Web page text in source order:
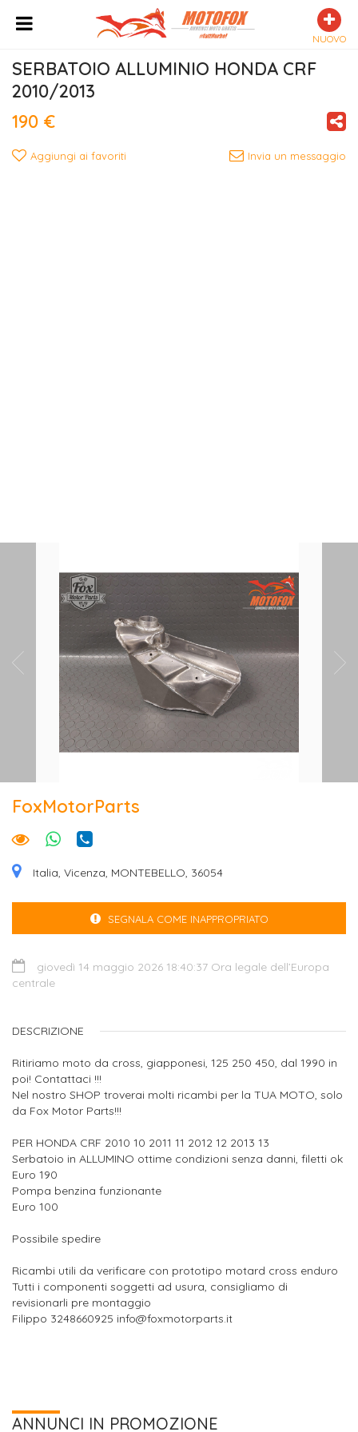
NUOVO
SERBATOIO ALLUMINIO HONDA CRF
2010/2013
190 €
Aggiungi ai favoriti Invia un messaggio
FoxMotorParts
Italia, Vicenza, MONTEBELLO, 36054
SEGNALA COME INAPPROPRIATO
giovedì 14 maggio 2026 18:40:37 Ora legale dell’Europa
centrale
DESCRIZIONE
Ritiriamo moto da cross, giapponesi, 125 250 450, dal 1990 in
poi! Contattaci !!!
Nel nostro SHOP troverai molti ricambi per la TUA MOTO, solo
da Fox Motor Parts!!!
PER HONDA CRF 2010 10 2011 11 2012 12 2013 13
Serbatoio in ALLUMINO ottime condizioni senza danni, filetti ok
Euro 190
Pompa benzina funzionante
Euro 100
Possibile spedire
Ricambi utili da verificare con prototipo motard cross enduro
Tutti i componenti soggetti ad usura, consigliamo di
revisionarli pre montaggio
Filippo 3248660925 info@foxmotorparts.it
ANNUNCI IN PROMOZIONE